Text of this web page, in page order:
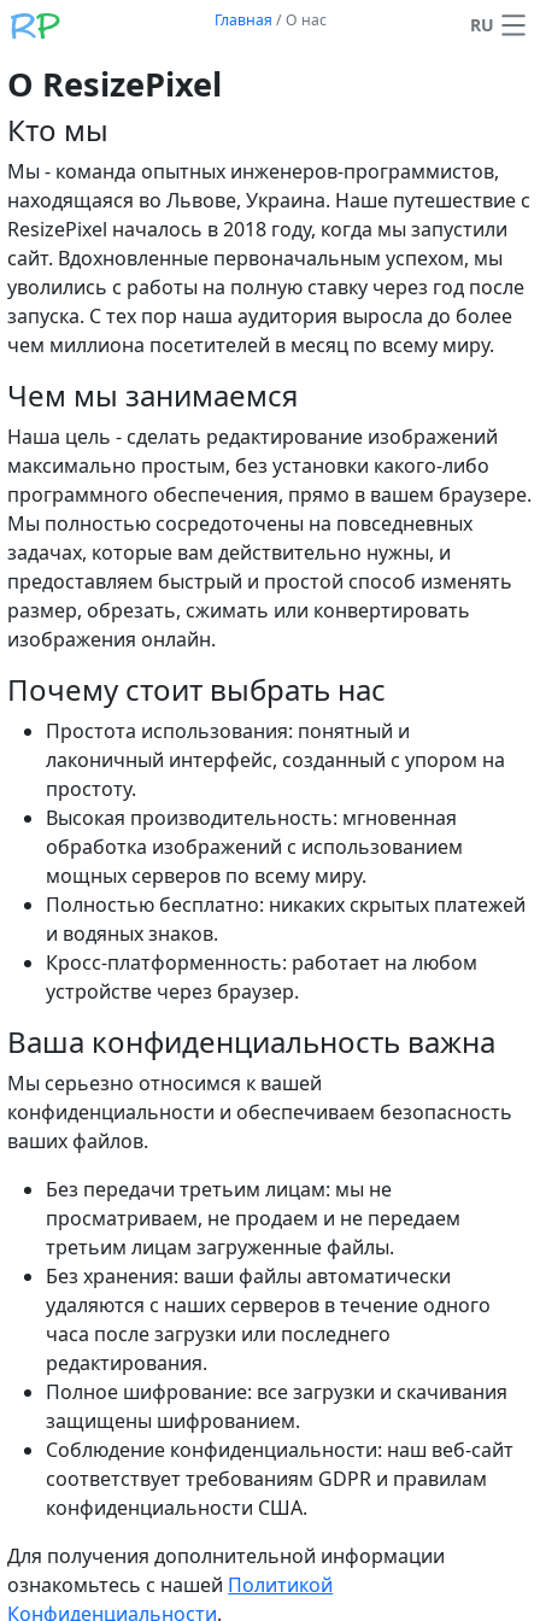
Главная /О нас RU
О ResizePixel
Кто мы
Мы - команда опытных инженеров-программистов,
находящаяся во Львове, Украина. Наше путешествие с
ResizePixel началось в 2018 году, когда мы запустили
сайт. Вдохновленные первоначальным успехом, мы
уволились с работы на полную ставку через год после
запуска. С тех пор наша аудитория выросла до более
чем миллиона посетителей в месяц по всему миру.
Чем мы занимаемся
Наша цель - сделать редактирование изображений
максимально простым, без установки какого-либо
программного обеспечения, прямо в вашем браузере.
Мы полностью сосредоточены на повседневных
задачах, которые вам действительно нужны, и
предоставляем быстрый и простой способ изменять
размер, обрезать, сжимать или конвертировать
изображения онлайн.
Почему стоит выбрать нас
Простота использования: понятный и
лаконичный интерфейс, созданный с упором на
простоту.
Высокая производительность: мгновенная
обработка изображений с использованием
мощных серверов по всему миру.
Полностью бесплатно: никаких скрытых платежей
и водяных знаков.
Кросс-платформенность: работает на любом
устройстве через браузер.
Ваша конфиденциальность важна
Мы серьезно относимся к вашей
конфиденциальности и обеспечиваем безопасность
ваших файлов.
Без передачи третьим лицам: мы не
просматриваем, не продаем и не передаем
третьим лицам загруженные файлы.
Без хранения: ваши файлы автоматически
удаляются с наших серверов в течение одного
часа после загрузки или последнего
редактирования.
Полное шифрование: все загрузки и скачивания
защищены шифрованием.
Соблюдение конфиденциальности: наш веб-сайт
соответствует требованиям GDPR и правилам
конфиденциальности США.
Для получения дополнительной информации
ознакомьтесь с нашей Политикой
Конфиденциальности.